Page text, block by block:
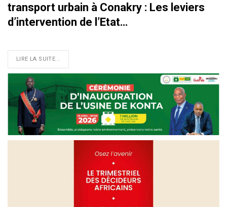
transport urbain à Conakry : Les leviers
d’intervention de l’Etat…
LIRE LA SUITE...